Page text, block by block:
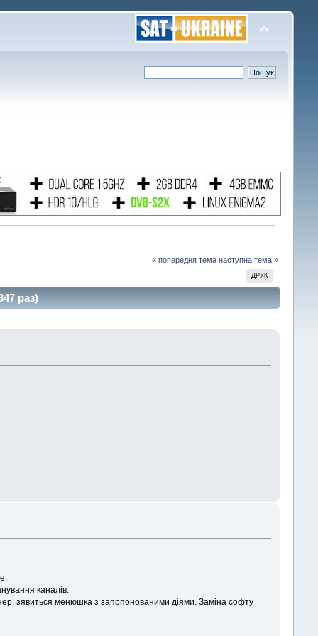
« попередня тема наступна тема »
ДРУК
раз)
каналів.
зявиться менюшка з запрпонованими діями. Заміна софту